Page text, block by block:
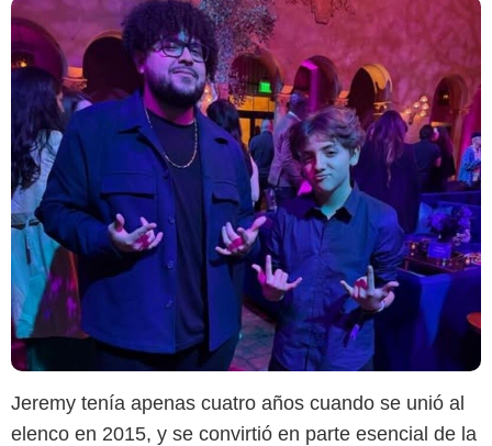
Jeremy tenía apenas cuatro años cuando se unió al
elenco en 2015, y se convirtió en parte esencial de la